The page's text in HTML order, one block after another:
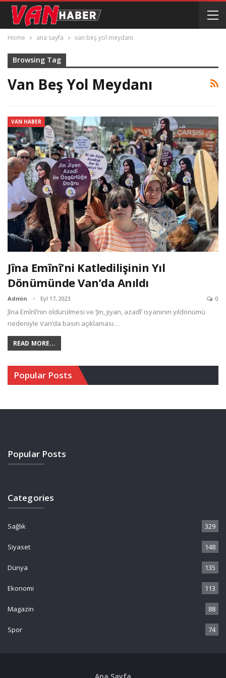
Home ana sayfa van beş yol meydanı
Browsing Tag
Van Beş Yol Meydanı
VAN HABER
Jîna Emînî’ni Katledilişinin Yıl
Dönümünde Van’da Anıldı
Admin Eyl 17, 2023 0
Jîna Emînî’nin öldürülmesi ve ‘Jin, jiyan, azadî’ isyanının yıldönümü
nedeniyle Van’da basın açıklaması…
READ MORE...
Popular Posts
Popular Posts
Categories
Sağlık 329
Siyaset 148
Dünya 135
Ekonomi 113
Magazin 88
Spor 74
Ana Sayfa